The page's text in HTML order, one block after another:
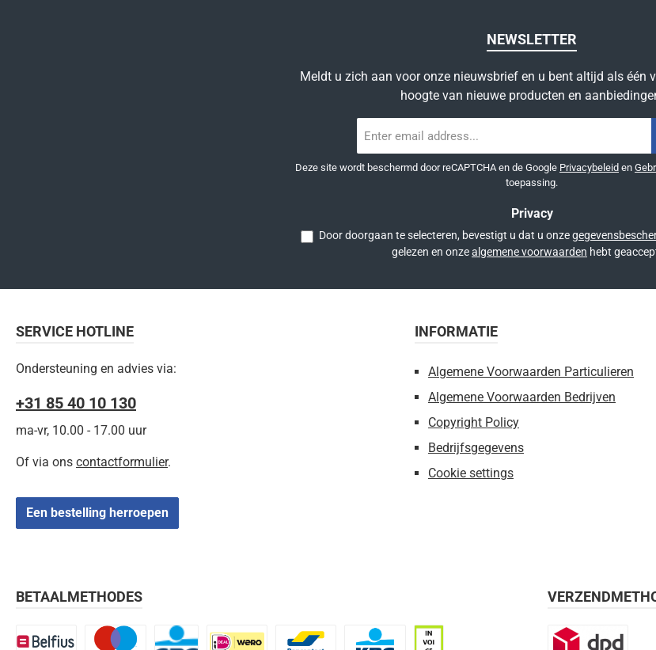
NEWSLETTER
Meldt u zich aan voor onze nieuwsbrief en u bent altijd als één
hoogte van nieuwe producten en
mailadres
Deze site wordt beschermd door reCAPTCHA en de Google Privacybeleid en
toepassing.
Privacy
Door doorgaan te selecteren, bevestigt u dat u onze
gelezen en onzealgemene voorwaarden hebt
SERVICE HOTLINE
Ondersteuning en advies via:
+31 85 40 10 130
ma-vr, 10.00 - 17.00 uur
Of via ons contactformulier.
Een bestelling herroepen
INFORMATIE
Algemene Voorwaarden Particulieren
Algemene Voorwaarden Bedrijven
Copyright Policy
Bedrijfsgegevens
Cookie settings
BETAALMETHODES